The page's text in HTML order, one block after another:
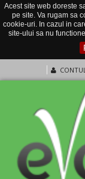
Acest site web doreste
pe site. Va rugam sa
cookie-uri. In cazul in
site-ului sa nu